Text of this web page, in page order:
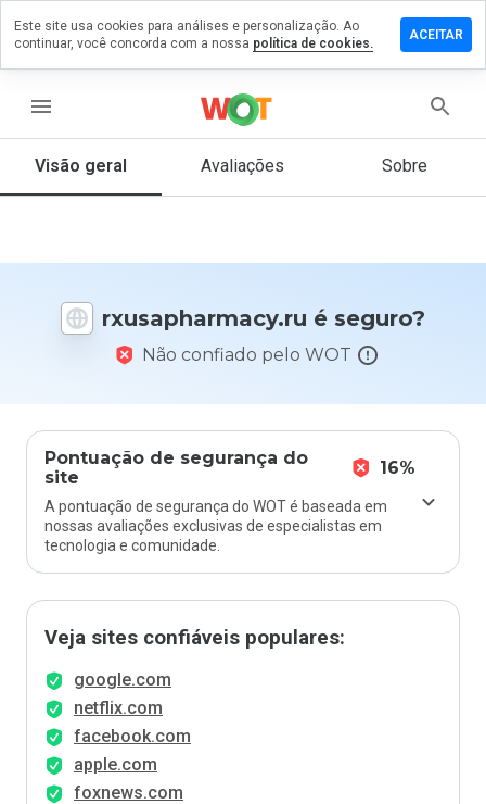
menu
Visão geral Avaliações Sobre
rxusapharmacy.ru é seguro?
Não confiado pelo WOT
Pontuação de segurança do
site
16%
A pontuação de segurança do WOT é baseada em
nossas avaliações exclusivas de especialistas em
tecnologia e comunidade.
Veja sites confiáveis populares:
google.com
netflix.com
facebook.com
apple.com
foxnews.com
um
em
De 1
nota
Este site usa cookies para análises e personalização. Ao
continuar, você concorda com a nossa política de cookies.
ACEITAR